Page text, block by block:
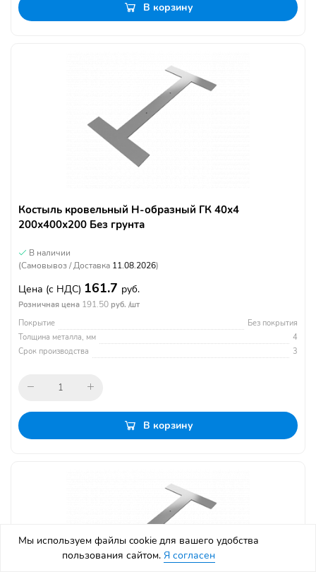
В корзину
Костыль кровельный Н-образный ГК 40х4
200х400х200 Без грунта
В наличии
(Самовывоз / Доставка 11.08.2026)
Цена (с НДС) 161.7 руб.
Розничная цена 191.50 руб. /шт
Покрытие
Без покрытия
Толщина металла, мм
4
Срок производства
3
В корзину
Мы используем файлы cookie для вашего удобства
пользования сайтом. Я согласен